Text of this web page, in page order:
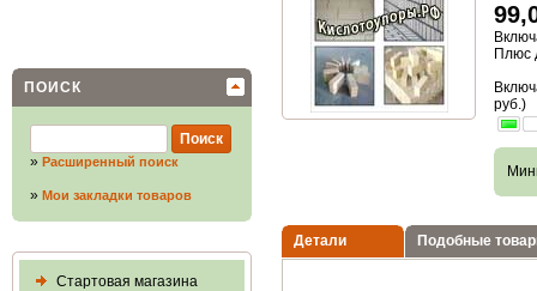
ПОИСК
» Расширенный поиск
» Мои закладки товаров
Стартовая магазина
Плюс
руб.)
Детали Подобные